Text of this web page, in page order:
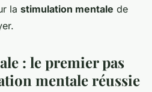
la stimulation mentale de
: le premier pas
mentale réussie